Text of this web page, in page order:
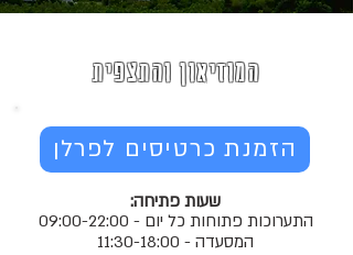
המוזיאון והתצפית
הזמנת כרטיסים לפרלן
שעות פתיחה:
התערוכות פתוחות כל יום - 09:00-22:00
המסעדה - 11:30-18:00